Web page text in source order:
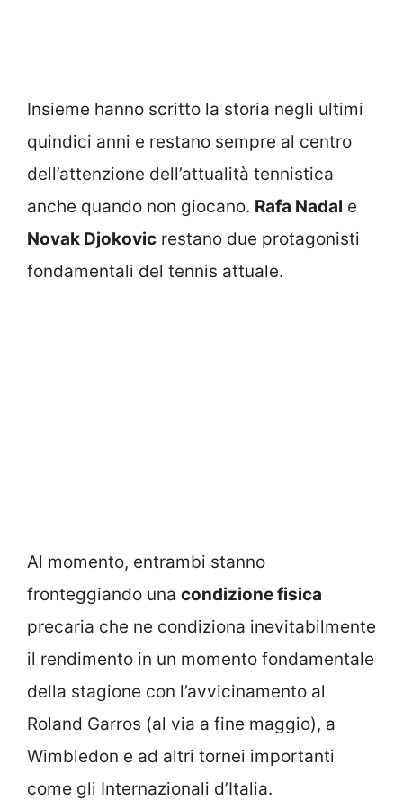
Insieme hanno scritto la storia negli ultimi
quindici anni e restano sempre al centro
dell’attenzione dell’attualità tennistica
anche quando non giocano. Rafa Nadal e
Novak Djokovic restano due protagonisti
fondamentali del tennis attuale.
Al momento, entrambi stanno
fronteggiando una condizione fisica
precaria che ne condiziona inevitabilmente
il rendimento in un momento fondamentale
della stagione con l’avvicinamento al
Roland Garros (al via a fine maggio), a
Wimbledon e ad altri tornei importanti
come gli Internazionali d’Italia.